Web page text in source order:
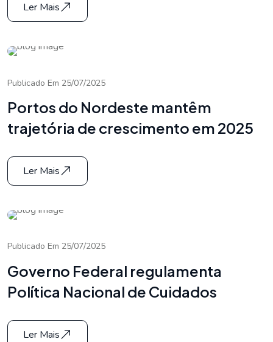
Ler Mais
Publicado Em 25/07/2025
Portos do Nordeste mantêm
trajetória de crescimento em 2025
Ler Mais
Publicado Em 25/07/2025
Governo Federal regulamenta
Política Nacional de Cuidados
Ler Mais